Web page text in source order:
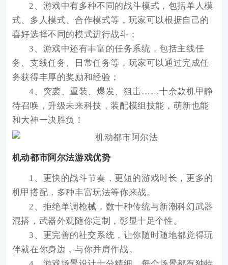
2、游戏中有多种不同的战斗模式，包括单人模
式、多人模式、合作模式等，玩家可以根据自己的
喜好选择不同的模式进行战斗；
3、游戏中还有丰富的任务系统，包括主线任
务、支线任务、日常任务等，玩家可以通过完成任
务获得丰厚的奖励和经验；
4、突袭、重装、爆发、狙击……十余款机甲静
待召唤，升级未来科技，装配模组技能，萌新也能
和大神一决胜负！
机动都市阿尔法游戏优势
1、更快的战斗节奏，更短的游戏时长，更多的
机甲搭配，多种丰富玩法等你来战。
2、拒绝单调枪械，数十种传统与新潮科幻武器
混搭，武器外观随你定制，彰显十足个性。
3、更完善的社交系统，让你随时随地都觉得玩
伴就在你身边，与你并肩作战。